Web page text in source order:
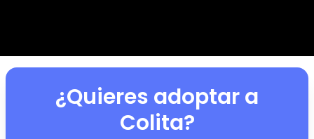
¿Quieres adoptar a
Colita?